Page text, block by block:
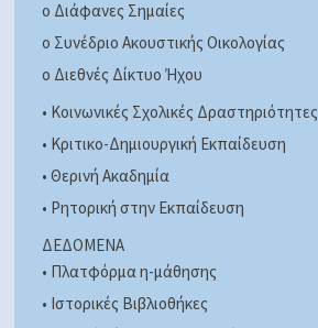
o Διάφανες Σημαίες
o Συνέδριο Ακουστικής Οικολογίας
o Διεθνές Δίκτυο Ήχου
• Κοινωνικές Σχολικές Δραστηριότητες
• Κριτικο-Δημιουργική Εκπαίδευση
• Θερινή Ακαδημία
• Ρητορική στην Εκπαίδευση
ΔΕΔΟΜΕΝΑ
• Πλατφόρμα η-μάθησης
• Ιστορικές Βιβλιοθήκες